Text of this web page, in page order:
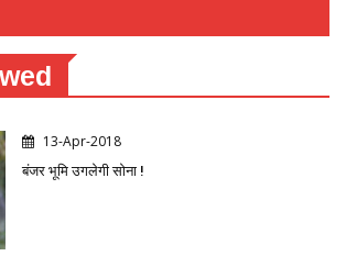
13-Apr-2018
बंजर भूमि उगलेगी सोना !